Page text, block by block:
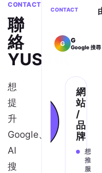
CONTACT
聯
絡
YUSIHK
想
提
升
Google、
AI
搜
CONTACT
G G
Google 搜尋
網
站
/
品
牌
想
推
服